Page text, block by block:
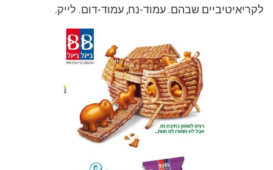
לקריאיטיביים שבהם. עמוד-נח, עמוד-דום. לייק.